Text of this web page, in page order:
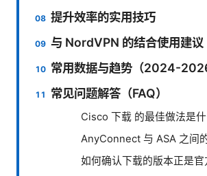
提升效率的实用技巧
与 NordVPN 的结合使用建议
常用数据与趋势（2024-
常见问题解答（FAQ）
Cisco 下载 的最佳做法是什
AnyConnect 与 ASA 之间
如何确认下载的版本正是官